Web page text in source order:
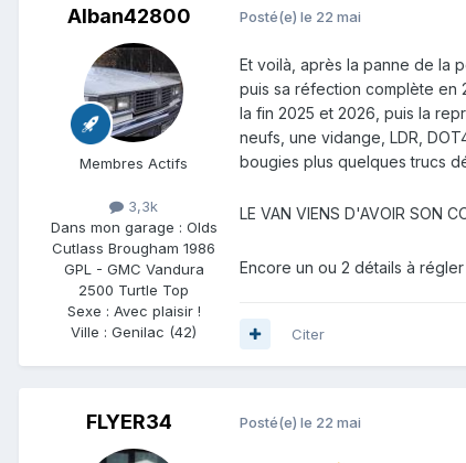
Alban42800
Membres Actifs
3,3k
Dans mon garage : Olds
Cutlass Brougham 1986
GPL - GMC Vandura
2500 Turtle Top
Sexe : Avec plaisir !
Ville : Genilac (42)
Posté(e) le 22 mai
Et voilà, après la panne de la
puis sa réfection complète en
la fin 2025 et 2026, puis la
neufs, une vidange, LDR,
bougies plus quelques trucs
LE VAN VIENS D'AVOIR SON
Encore un ou 2 détails à
Citer
FLYER34 Posté(e) le 22 mai